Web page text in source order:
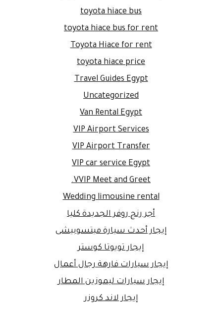
toyota hiace bus
toyota hiace bus for rent
Toyota Hiace for rent
toyota hiace price
Travel Guides Egypt
Uncategorized
Van Rental Egypt
VIP Airport Services
VIP Airport Transfer
VIP car service Egypt
VVIP Meet and Greet.
Wedding limousine rental
أجر رنج روفر الجديدة كليا
إيجار أحدث سيارة ميتسوبيشى
إيجار تويوتا كوستر
إيجار سيارات فارهة رجال أعمال
إيجار سيارات ليموزين المطار
إيجار لاند كروزر